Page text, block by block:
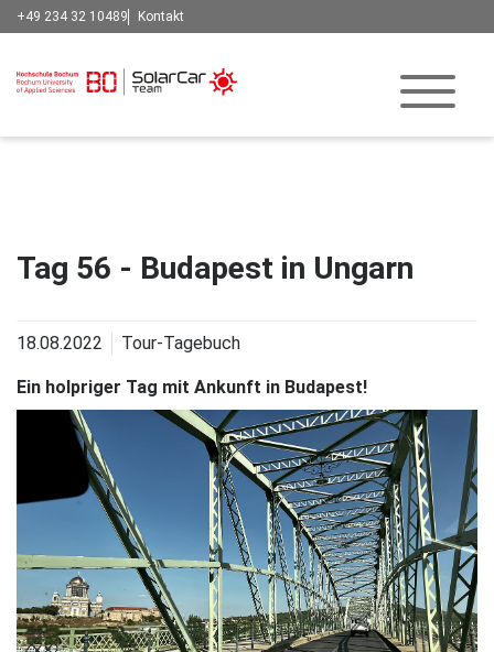
+49 234 32 10489 Kontakt
Tag 56 - Budapest in Ungarn
18.08.2022 Tour-Tagebuch
Ein holpriger Tag mit Ankunft in Budapest!